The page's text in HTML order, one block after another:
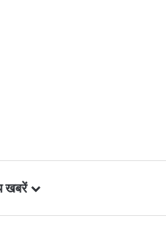
खबरें
किसानों के भरोसेमंद कृषि साथी…..